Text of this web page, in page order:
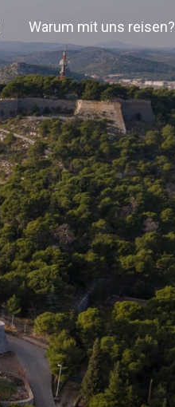
Warum mit uns reisen?